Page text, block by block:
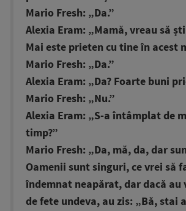
Mario Fresh: „Da.”
Alexia Eram: „Mamă, vreau să
Mai este prieten cu tine în acest
Mario Fresh: „Da.”
Alexia Eram: „Da? Foarte buni
Mario Fresh: „Nu.”
Alexia Eram: „S-a întâmplat de
timp?”
Mario Fresh: „Da, mă, da, dar
Oamenii sunt singuri, ce vrei să
îndemnat neapărat, dar dacă au
de fete undeva, au zis: „Bă, stai